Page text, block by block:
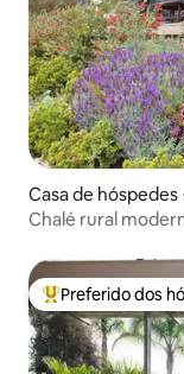
Casa de hóspedes
Chalé rural
Entre os
Preferido dos